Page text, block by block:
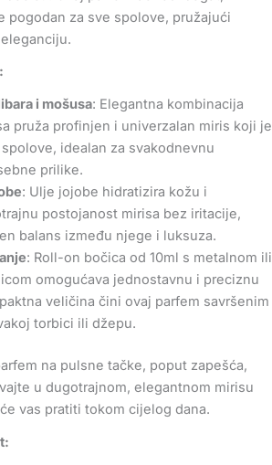
pogodan za sve spolove, pružajući
i mošusa: Elegantna kombinacija
pruža profinjen i univerzalan miris koji je
idealan za svakodnevnu
prilike.
: Ulje jojobe hidratizira kožu i
postojanost mirisa bez iritacije,
balans između njege i luksuza.
: Roll-on bočica od 10ml s metalnom ili
omogućava jednostavnu i preciznu
veličina čini ovaj parfem savršenim
torbici ili džepu.
na pulsne tačke, poput zapešća,
u dugotrajnom, elegantnom mirisu
vas pratiti tokom cijelog dana.